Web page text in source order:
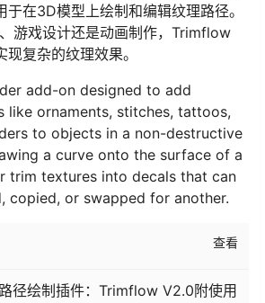
在3D模型上绘制和编辑纹理路径。
游戏设计还是动画制作，Trimflow
复杂的纹理效果。
add-on designed to add
like ornaments, stitches, tattoos,
to objects in a non-destructive
a curve onto the surface of a
trim textures into decals that can
copied, or swapped for another.
查看
径绘制插件：Trimflow V2.0附使用